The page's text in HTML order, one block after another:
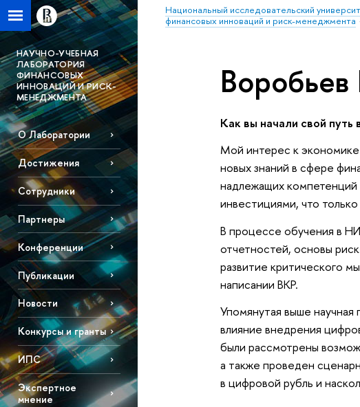
Национальный исследовательский
финансовых инноваций и риск-менеджмента
НАУЧНО-УЧЕБНАЯ
ЛАБОРАТОРИЯ
ФИНАНСОВЫХ
ИННОВАЦИЙ И РИСК-
МЕНЕДЖМЕНТА
О Лаборатории
Достижения
Сотрудники
Партнеры
Конференции
Публикации
Новости
Конкурсы и гранты
ИПС
Экспертное
мнение
Воробьев
Как вы начали свой путь
Мой интерес к
новых знаний в сфере
надлежащих компетенций
инвестициями, что
В процессе обучения в
отчетностей, основы
развитие критического
написании ВКР.
Упомянутая выше
влияние внедрения
были рассмотрены
а также проведен
в цифровой рубль и